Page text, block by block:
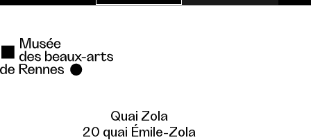
Quai Zola
20 quai Émile-Zola